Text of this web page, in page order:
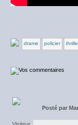
drame policier
Posté par